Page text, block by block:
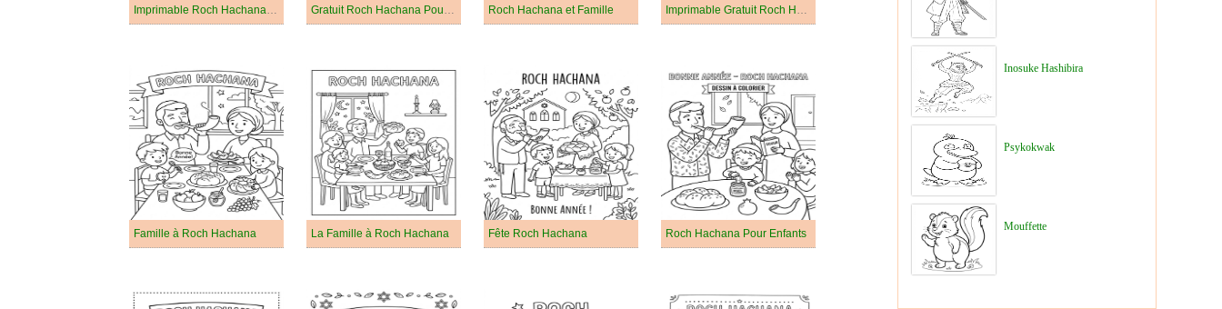
Imprimable Roch Hachana Pour les Enfants Gratuit Roch Hachana Pour les Enfants Roch Hachana et Famille Imprimable Gratuit Roch Hachana Pour les Enfants
Famille à Roch Hachana La Famille à Roch Hachana Fête Roch Hachana Roch Hachana Pour Enfants
Inosuke Hashibira
Psykokwak
Mouffette